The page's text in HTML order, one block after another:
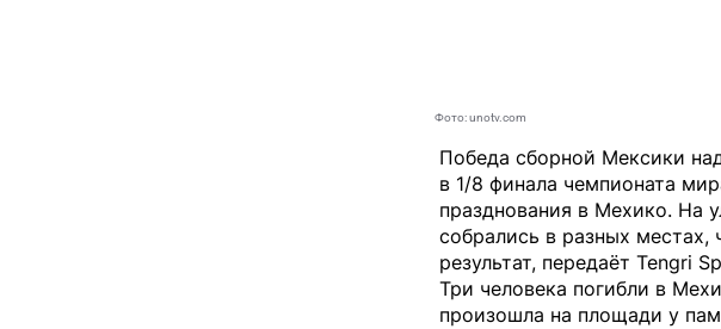
Фото: unotv.com
Победа сборной Мексики
в 1/8 финала чемпионата
празднования в Мехико. На
собрались в разных местах,
результат, передаёт Tengri
Три человека погибли в
произошла на площади у